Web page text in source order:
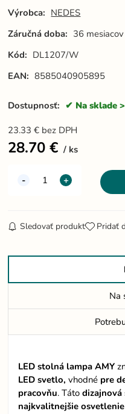
Výrobca: NEDES
Záručná doba: 36 mesiacov
Kód: DL1207/W
EAN: 8585040905895
Dostupnosť: Na sklade
23.33 € bez DPH
28.70 € ks
Sledovať produkt Pridať
Na
LED stolná lampa AMY
LED svetlo, vhodné pre
pracovňu. Tátodizajnová
najkvalitnejšie osvetlenie